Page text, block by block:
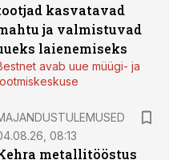
kasvatavad
ja valmistuvad
laienemiseks
avab uue müügi- ja
08:13
metallitööstus